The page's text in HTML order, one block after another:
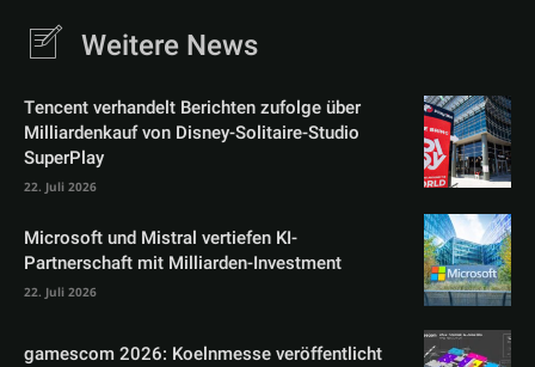
Weitere News
Tencent verhandelt Berichten zufolge über
Milliardenkauf von Disney-Solitaire-Studio
SuperPlay
22. Juli 2026
Microsoft und Mistral vertiefen KI-
Partnerschaft mit Milliarden-Investment
22. Juli 2026
gamescom 2026: Koelnmesse veröffentlicht